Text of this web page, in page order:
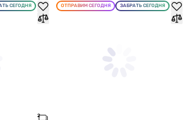
СЕГОДНЯ ОТПРАВИМ СЕГОДНЯ ЗАБРАТЬ СЕГОДНЯ